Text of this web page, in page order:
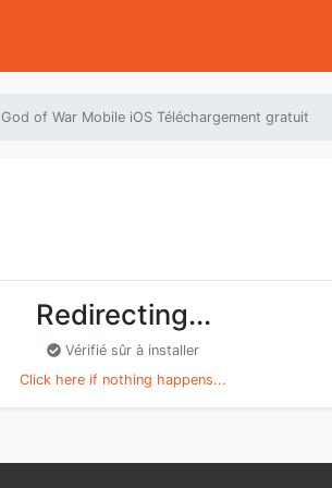
God of War Mobile iOS Téléchargement gratuit
Redirecting...
Vérifié sûr à installer
Click here if nothing happens...